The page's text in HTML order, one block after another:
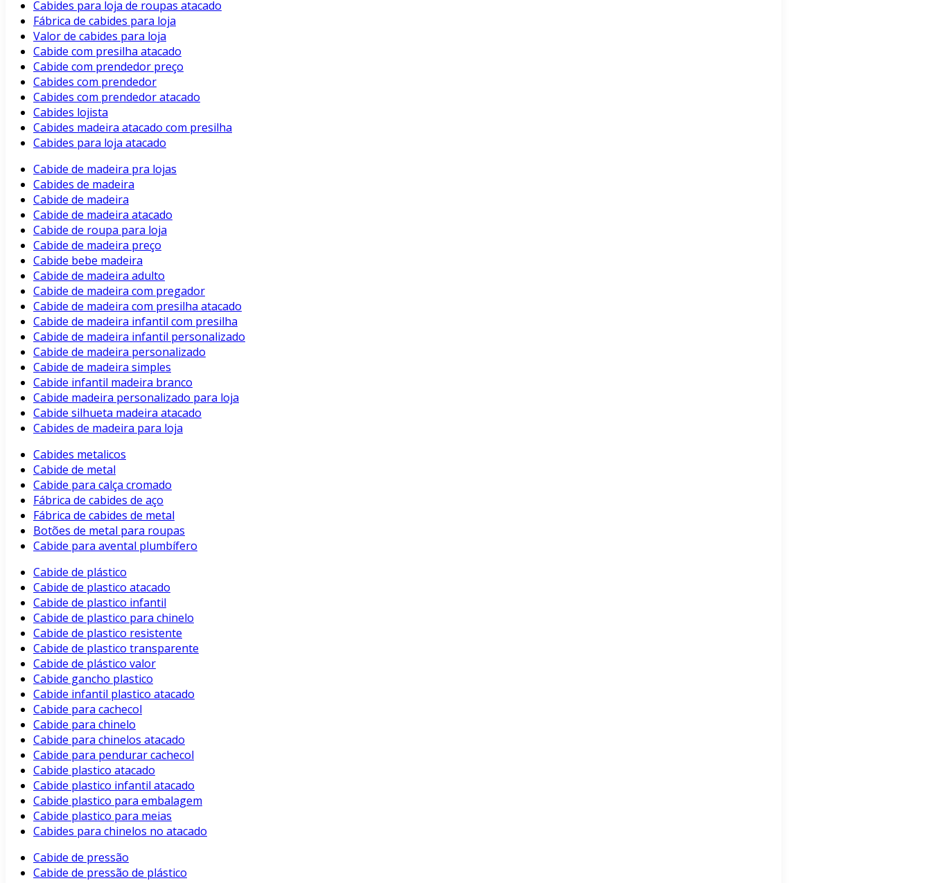
Cabides para loja de roupas atacado
Fábrica de cabides para loja
Valor de cabides para loja
Cabide com presilha atacado
Cabide com prendedor preço
Cabides com prendedor
Cabides com prendedor atacado
Cabides lojista
Cabides madeira atacado com presilha
Cabides para loja atacado
Cabide de madeira pra lojas
Cabides de madeira
Cabide de madeira
Cabide de madeira atacado
Cabide de roupa para loja
Cabide de madeira preço
Cabide bebe madeira
Cabide de madeira adulto
Cabide de madeira com pregador
Cabide de madeira com presilha atacado
Cabide de madeira infantil com presilha
Cabide de madeira infantil personalizado
Cabide de madeira personalizado
Cabide de madeira simples
Cabide infantil madeira branco
Cabide madeira personalizado para loja
Cabide silhueta madeira atacado
Cabides de madeira para loja
Cabides metalicos
Cabide de metal
Cabide para calça cromado
Fábrica de cabides de aço
Fábrica de cabides de metal
Botões de metal para roupas
Cabide para avental plumbífero
Cabide de plástico
Cabide de plastico atacado
Cabide de plastico infantil
Cabide de plastico para chinelo
Cabide de plastico resistente
Cabide de plastico transparente
Cabide de plástico valor
Cabide gancho plastico
Cabide infantil plastico atacado
Cabide para cachecol
Cabide para chinelo
Cabide para chinelos atacado
Cabide para pendurar cachecol
Cabide plastico atacado
Cabide plastico infantil atacado
Cabide plastico para embalagem
Cabide plastico para meias
Cabides para chinelos no atacado
Cabide de pressão
Cabide de pressão de plástico